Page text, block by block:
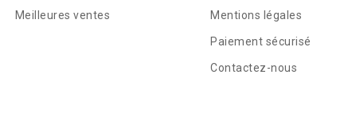
Meilleures ventes Mentions légales
Paiement sécurisé
Contactez-nous